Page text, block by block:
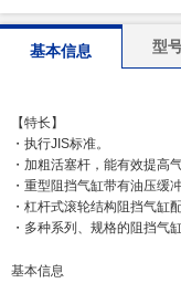
基本信息 型
【特长】
・执行JIS标准。
・加粗活塞杆，能有效提高
・重型阻挡气缸带有油压缓
・杠杆式滚轮结构阻挡气缸
・多种系列、规格的阻挡气
基本信息